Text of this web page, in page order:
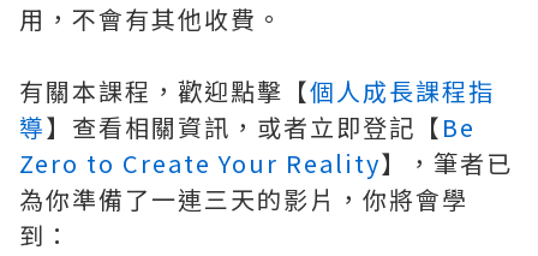
用，不會有其他收費。
有關本課程，歡迎點擊【個人成長課程指
導】查看相關資訊，或者立即登記【Be
Zero to Create Your Reality】，筆者已
為你準備了一連三天的影片，你將會學
到：